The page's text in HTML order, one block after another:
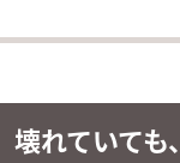
壊れていても